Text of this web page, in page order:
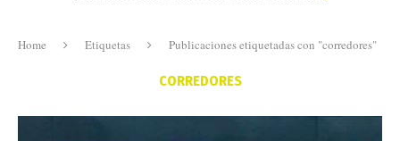
Home Etiquetas Publicaciones etiquetadas con "corredores"
CORREDORES